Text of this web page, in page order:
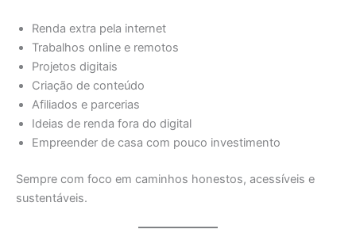
Renda extra pela internet
Trabalhos online e remotos
Projetos digitais
Criação de conteúdo
Afiliados e parcerias
Ideias de renda fora do digital
Empreender de casa com pouco investimento
Sempre com foco em caminhos honestos, acessíveis e
sustentáveis.